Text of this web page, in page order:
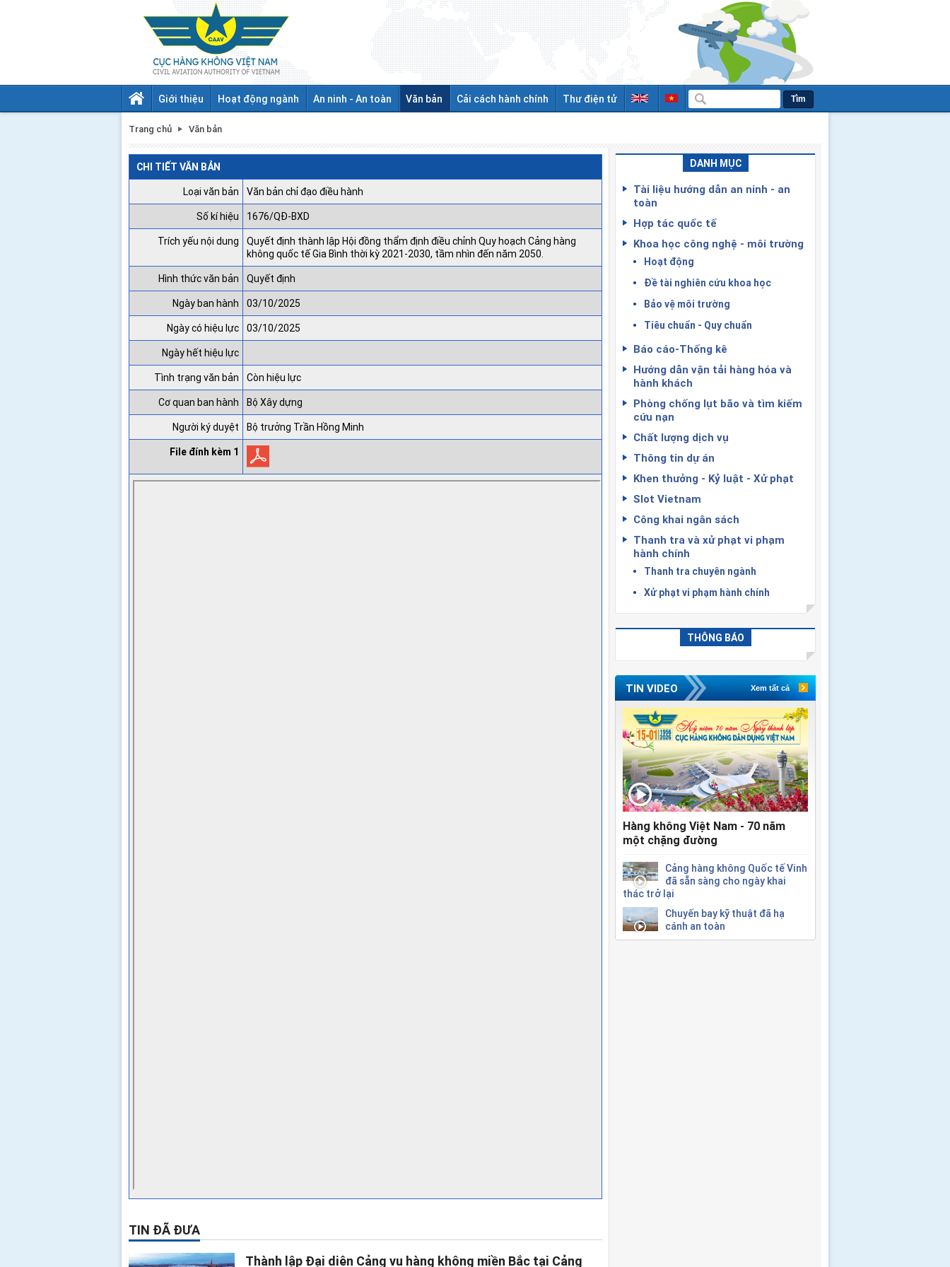
Giới thiệu Hoạt động ngành An ninh - An toàn Văn bản Cải cách hành chính Thư điện tử Tìm
Trang chủ Văn bản
CHI TIẾT VĂN BẢN
Loại văn bản
Văn bản chỉ đạo điều hành
Số kí hiệu
1676/QĐ-BXD
Trích yếu nội dung
Quyết định thành lập Hội đồng thẩm định điều chỉnh Quy hoạch Cảng hàng
không quốc tế Gia Bình thời kỳ 2021-2030, tầm nhìn đến năm 2050.
Hình thức văn bản
Quyết định
Ngày ban hành
03/10/2025
Ngày có hiệu lực 03/10/2025
Ngày hết hiệu lực
Tình trạng văn bản
Còn hiệu lực
Cơ quan ban hành
Bộ Xây dựng
Người ký duyệt
Bộ trưởng Trần Hồng Minh
File đính kèm 1
TIN ĐÃ ĐƯA
Thành lập Đại diện Cảng vụ hàng không miền Bắc tại Cảng
DANH MỤC
Tài liệu hướng dẫn an ninh - an
toàn
Hợp tác quốc tế
Khoa học công nghệ - môi trường
Hoạt động
Đề tài nghiên cứu khoa học
Bảo vệ môi trường
Tiêu chuẩn - Quy chuẩn
Báo cáo-Thống kê
Hướng dẫn vận tải hàng hóa và
hành khách
Phòng chống lụt bão và tìm kiếm
cứu nạn
Chất lượng dịch vụ
Thông tin dự án
Khen thưởng - Kỷ luật - Xử phạt
Slot Vietnam
Công khai ngân sách
Thanh tra và xử phạt vi phạm
hành chính
Thanh tra chuyên ngành
Xử phạt vi phạm hành chính
THÔNG BÁO
TIN VIDEO Xem tất cả
Hàng không Việt Nam - 70 năm
một chặng đường
Cảng hàng không Quốc tế Vinh
đã sẵn sàng cho ngày khai
thác trở lại
Chuyến bay kỹ thuật đã hạ
cánh an toàn